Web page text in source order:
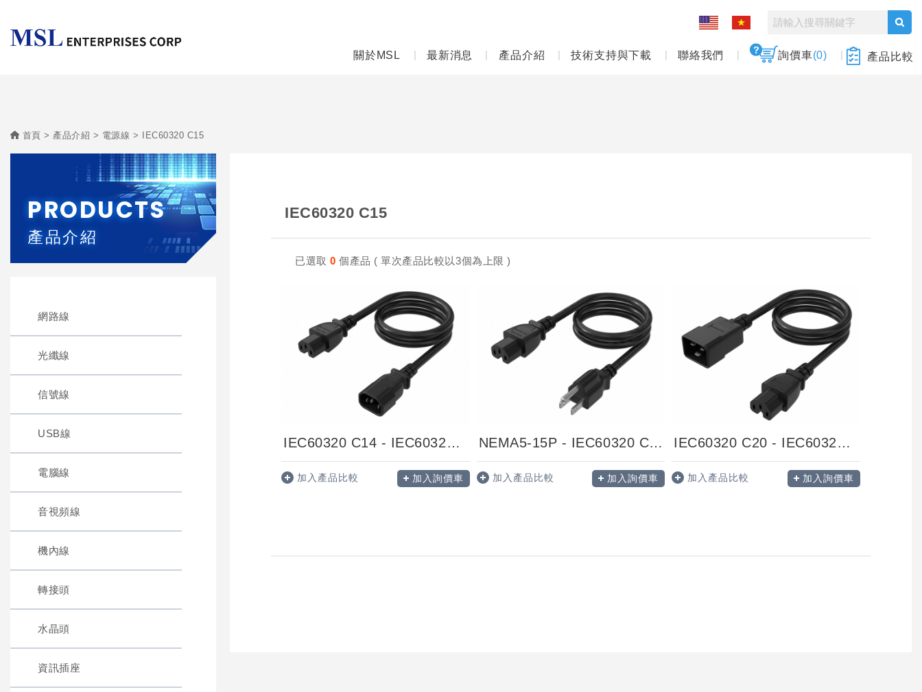
關於MSL 最新消息 產品介紹 技術支持與下載 聯絡我們 詢價車(0) 產品比較
首頁 產品介紹 電源線 IEC60320 C15
PRODUCTS
產品介紹
網路線
光纖線
信號線
USB線
電腦線
音視頻線
機內線
轉接頭
水晶頭
資訊插座
IEC60320 C15
已選取 0個產品 ( 單次產品比較以3個為上限 )
IEC60320 C14 - IEC60320 C15
加入產品比較 加入詢價車
NEMA5-15P - IEC60320 C15
加入產品比較 加入詢價車
IEC60320 C20 - IEC60320 C15
加入產品比較 加入詢價車